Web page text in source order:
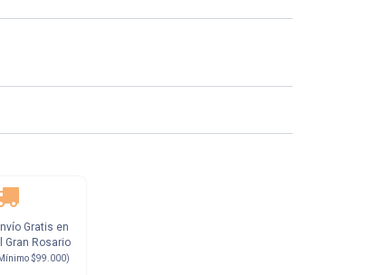
Gratis en
Gran Rosario
$99.000)